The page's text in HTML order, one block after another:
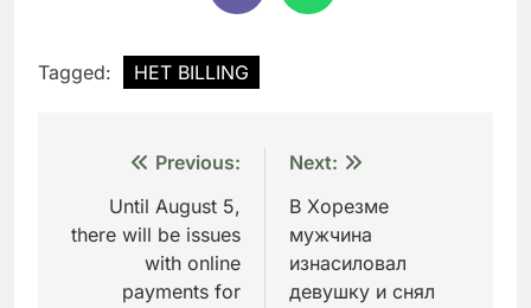
Tagged: HET BILLING
Навигация
записям
Previous:
Until August 5,
there will be issues
with online
payments for
Next:
В Хорезме
мужчина
изнасиловал
девушку и снял